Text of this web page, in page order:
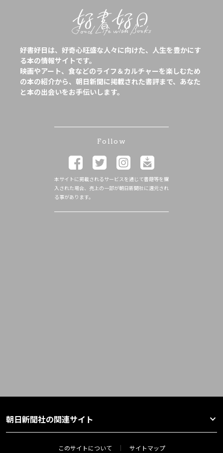
好書好日は、好奇心旺盛な人々に向けた、人生を豊かにす
る本の情報サイトです。
映画やアート、食などのライフ＆カルチャーを楽しむため
の本の紹介から、朝日新聞に掲載された書評まで、あなた
と本の出会いをお手伝いします。
Follow
本サイトに掲載されるサービスを通じて書籍等を購
入された場合、売上の一部が朝日新聞社に還元され
る事があります。
朝日新聞社の関連サイト
このサイトについて サイトマップ